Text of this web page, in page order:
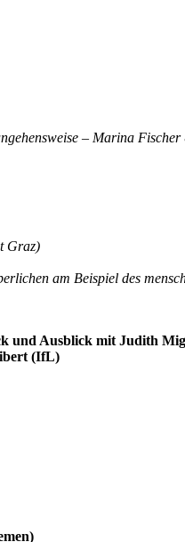
– Marina
Graz)
am Beispiel des
und Ausblick mit Judith
(IfL)